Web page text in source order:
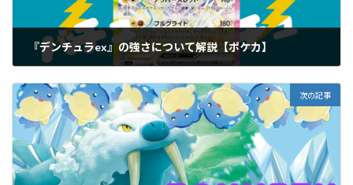
『デンチュラex』の強さについて解説【ポケカ】
次の記事